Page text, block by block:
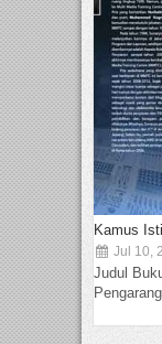
Kamus
Jul 10,
Judul